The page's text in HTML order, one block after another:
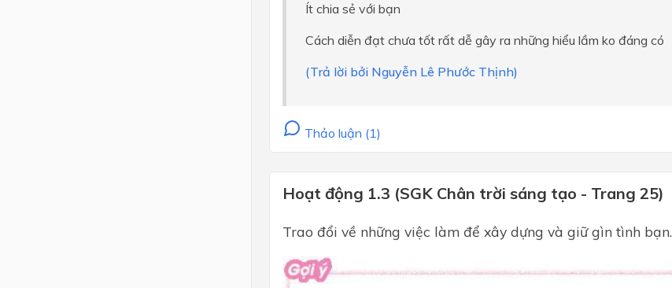
Ít chia sẻ với bạn
Cách diễn đạt chưa tốt rất dễ gây ra những hiểu lầm ko đáng có
(Trả lời bởi Nguyễn Lê Phước Thịnh)
Thảo luận (1)
Hoạt động 1.3 (SGK Chân trời sáng tạo - Trang 25)
Trao đổi về những việc làm để xây dựng và giữ gìn tình bạn.